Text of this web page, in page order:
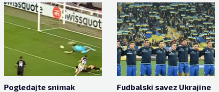
Pogledajte snimak
Fudbalski savez Ukrajine